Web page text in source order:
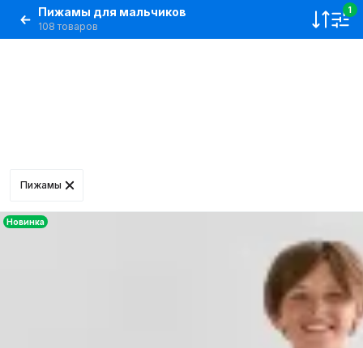
Пижамы для мальчиков
108 товаров
1
Пижамы
Новинка